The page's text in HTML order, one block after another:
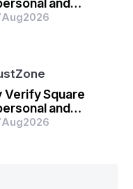
and
Aug2026
Verify Square
and
Aug2026